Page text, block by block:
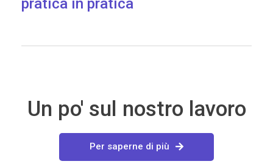
pratica in pratica
Un po' sul nostro lavoro
Per saperne di più